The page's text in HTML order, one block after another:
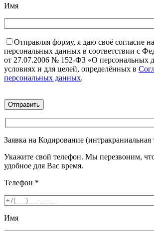
Имя
Отправляя форму, я даю своё согласие
персональных данных в соответствии с
от 27.07.2006 № 152-ФЗ «О персональных
условиях и для целей, определённых в
персональных данных.
Заявка на Кодирование (интракраниальная
Укажите свой телефон. Мы перезвоним,
удобное для Вас время.
Телефон *
Имя